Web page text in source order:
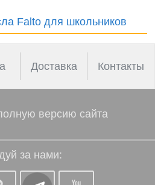
Falto для школьников
Доставка Контакты
версию сайта
за нами: